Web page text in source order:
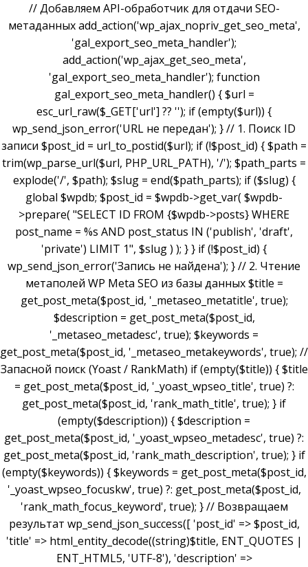
// Добавляем API-обработчик для отдачи SEO-
метаданных add_action('wp_ajax_nopriv_get_seo_meta',
'gal_export_seo_meta_handler');
add_action('wp_ajax_get_seo_meta',
'gal_export_seo_meta_handler'); function
gal_export_seo_meta_handler() { $url =
esc_url_raw($_GET['url'] ?? ''); if (empty($url)) {
wp_send_json_error('URL не передан'); } // 1. Поиск ID
записи $post_id = url_to_postid($url); if (!$post_id) { $path =
trim(wp_parse_url($url, PHP_URL_PATH), '/'); $path_parts =
explode('/', $path); $slug = end($path_parts); if ($slug) {
global $wpdb; $post_id = $wpdb->get_var( $wpdb-
>prepare( "SELECT ID FROM {$wpdb->posts} WHERE
post_name = %s AND post_status IN ('publish', 'draft',
'private') LIMIT 1", $slug ) ); } } if (!$post_id) {
wp_send_json_error('Запись не найдена'); } // 2. Чтение
метаполей WP Meta SEO из базы данных $title =
get_post_meta($post_id, '_metaseo_metatitle', true);
$description = get_post_meta($post_id,
'_metaseo_metadesc', true); $keywords =
get_post_meta($post_id, '_metaseo_metakeywords', true); //
Запасной поиск (Yoast / RankMath) if (empty($title)) { $title
= get_post_meta($post_id, '_yoast_wpseo_title', true) ?:
get_post_meta($post_id, 'rank_math_title', true); } if
(empty($description)) { $description =
get_post_meta($post_id, '_yoast_wpseo_metadesc', true) ?:
get_post_meta($post_id, 'rank_math_description', true); } if
(empty($keywords)) { $keywords = get_post_meta($post_id,
'_yoast_wpseo_focuskw', true) ?: get_post_meta($post_id,
'rank_math_focus_keyword', true); } // Возвращаем
результат wp_send_json_success([ 'post_id' => $post_id,
'title' => html_entity_decode((string)$title, ENT_QUOTES |
ENT_HTML5, 'UTF-8'), 'description' =>